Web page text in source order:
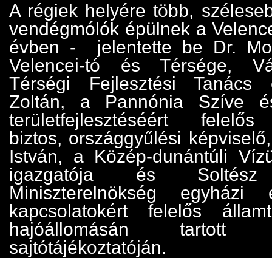
A régiek helyére több,
vendégmólók épülnek a
évben - jelentette be Dr.
Velencei-tó és Térsége,
Térségi Fejlesztési Tanács
Zoltán, a Pannónia Szíve
területfejlesztéséért felelős
biztos, országgyűlési
István, a Közép-dunántúli
igazgatója és
Miniszterelnökség egyházi
kapcsolatokért felelős
hajóállomásán
sajtótájékoztatóján.